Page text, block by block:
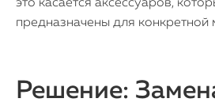
Watch
iMac
это касается аксессуаров,
предназначены для конкретной
Решение: